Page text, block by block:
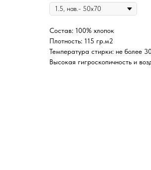
Состав: 100% хлопок
Плотность: 115 гр.м2
Температура стирки: не более
Высокая гигроскопичность и